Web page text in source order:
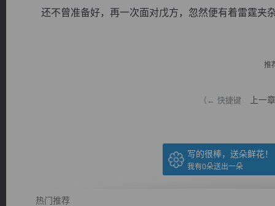
还不曾准备好，再一次面对戊方，忽然便有着雷霆夹
推
（← 快捷键 上一章
写的很棒，送朵鲜花！
我有0朵送出一朵
热门推荐